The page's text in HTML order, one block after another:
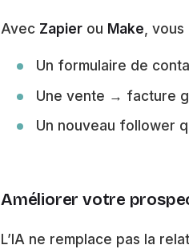
Avec Zapier ou Make ,
Un formulaire de
Une vente → facture
Un nouveau follower
Améliorer votre
L’IA ne remplace pas la